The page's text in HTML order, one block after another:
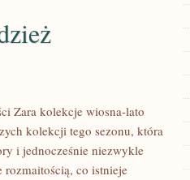
Zara kolekcje wiosna-lato
kolekcji tego sezonu, która
i jednocześnie niezwykle
rozmaitością, co istnieje